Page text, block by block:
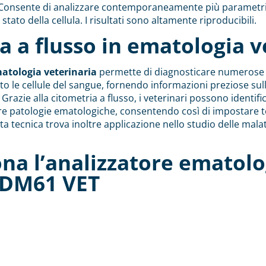
di analizzare contemporaneamente più
della cellula. I risultati sono altamente riproducibili.
a flusso in ematologia
veterinaria permette di diagnosticare
le cellule del sangue, fornendo informazioni preziose
alla citometria a flusso, i veterinari possono
patologie ematologiche, consentendo così di impostare
tecnica trova inoltre applicazione nello studio delle
l’analizzatore
VET